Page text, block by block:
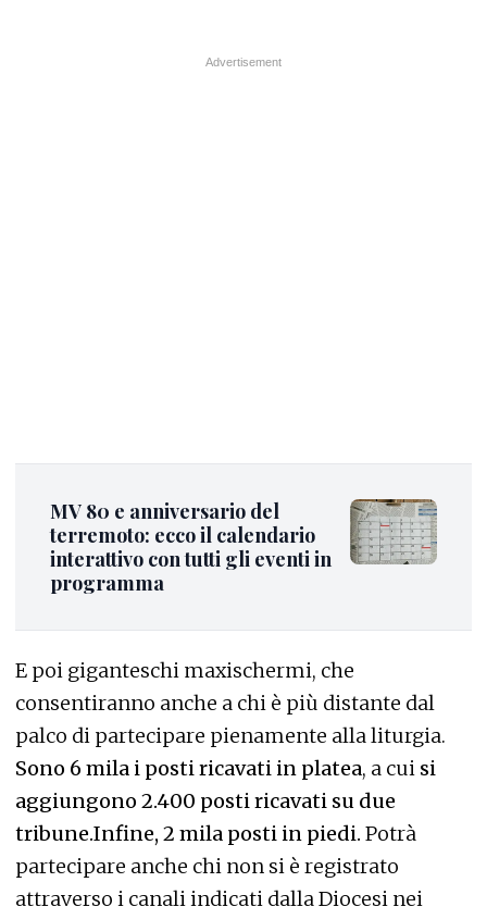
MV 80 e anniversario del
terremoto: ecco il calendario
interattivo con tutti gli eventi in
programma
E poi giganteschi maxischermi, che
consentiranno anche a chi è più distante dal
palco di partecipare pienamente alla liturgia.
Sono 6 mila i posti ricavati in platea, a cui si
aggiungono 2.400 posti ricavati su due
tribune.Infine, 2 mila posti in piedi. Potrà
partecipare anche chi non si è registrato
attraverso i canali indicati dalla Diocesi nei